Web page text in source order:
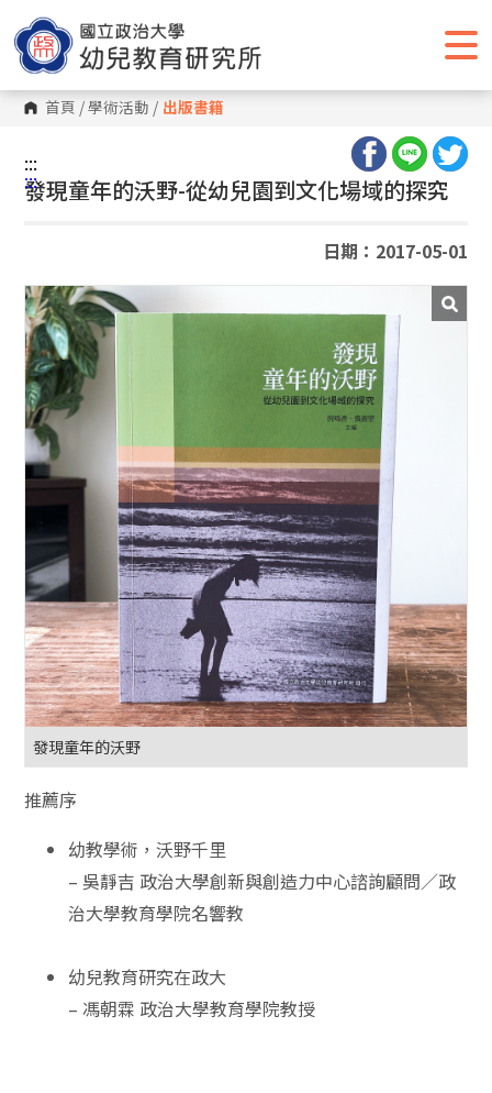
到
主
要
內
容
區 首頁 /學術活動 / 出版書籍
:::
:::
發現童年的沃野-從幼兒園到文化場域的探究
日期：2017-05-01
發現童年的沃野
推薦序
幼教學術，沃野千里
–吳靜吉 政治大學創新與創造力中心諮詢顧問／政
治大學教育學院名響教
幼兒教育研究在政大
–馮朝霖 政治大學教育學院教授